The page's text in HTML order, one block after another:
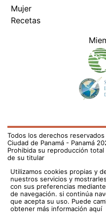
Mujer
Recetas
Todos los derechos reservados
Ciudad de Panamá - Panamá
Prohibida su reproducción
de su titular
Utilizamos cookies propias y
nuestros servicios y
con sus preferencias
de navegación. si continúa
que acepta su uso. Puede
obtener más información aquí